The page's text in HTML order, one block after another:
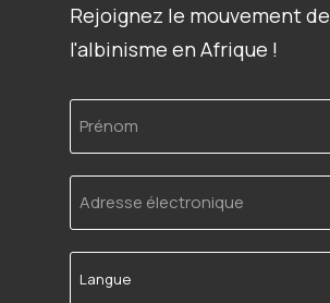
Rejoignez le mouvement de
l'albinisme en Afrique !
Prénom
Adresse
électronique
Langue